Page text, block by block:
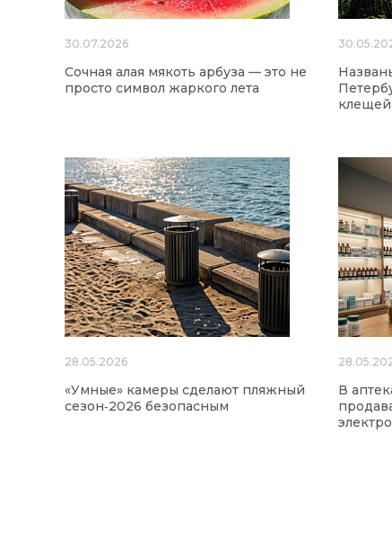
30.07.2026
Сочная алая мякоть арбуза — это не
просто символ жаркого лета
клещей
28.05.2026
«Умные» камеры сделают пляжный
сезон‑2026 безопасным
В